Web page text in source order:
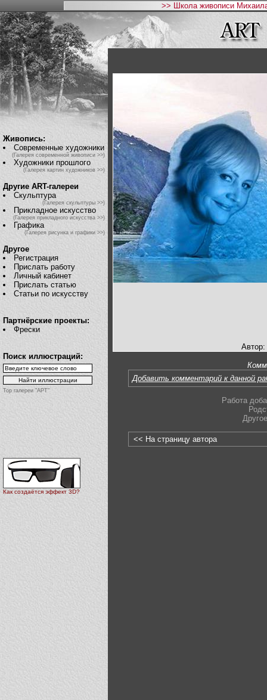
>> Школа живописи
Живопись:
Современные художники
(Галерея современной живописи >>)
Художники прошлого
(Галерея картин художников >>)
Другие ART-галереи
Скульптура
(Галерея скульптуры >>)
Прикладное искусство
(Галерея прикладного искусства >>)
Графика
(Галерея рисунка и графики >>)
Другое
Регистрация
Прислать работу
Личный кабинет
Прислать статью
Статьи по искусству
Партнёрские проекты:
Фрески
Поиск иллюстраций:
Top галереи "АРТ"
Как создаётся эффект 3D?
Автор:
Добавить комментарий к данной
Работа
Другое
<< На страницу автора